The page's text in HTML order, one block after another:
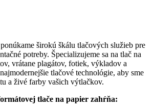
širokú škálu tlačových služieb pre
potreby. Špecializujeme sa na tlač na
vrátane plagátov, fotiek, výkladov a
tlačové technológie, aby sme
a živé farby vašich výtlačkov.
tlače na papier zahŕňa: